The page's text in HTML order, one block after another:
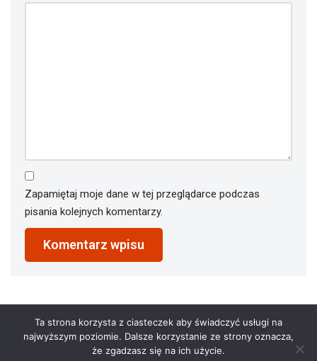
Zapamiętaj moje dane w tej przeglądarce podczas
pisania kolejnych komentarzy.
Ta strona korzysta z ciasteczek aby świadczyć usługi na
najwyższym poziomie. Dalsze korzystanie ze strony oznacza,
że zgadzasz się na ich użycie.